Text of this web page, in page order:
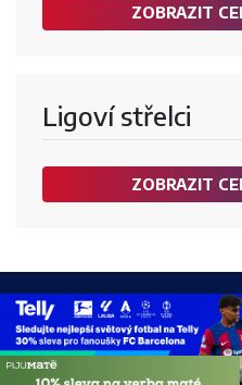
ZOBRAZIT
Ligoví střelci
ZOBRAZIT